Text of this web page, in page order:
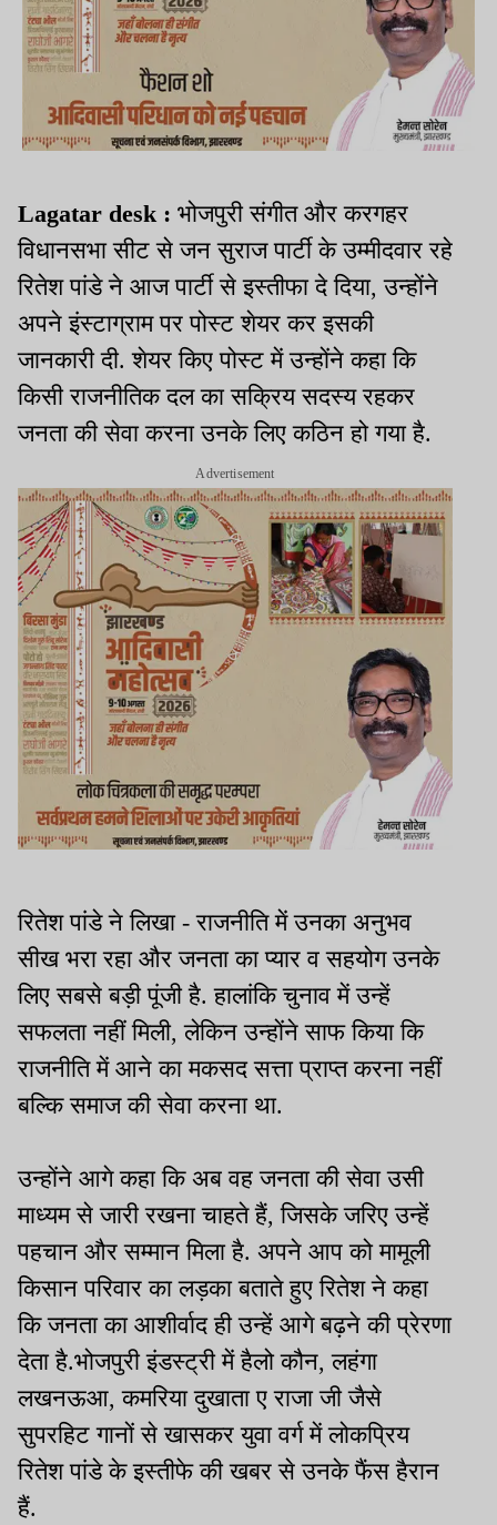
Lagatar desk : भोजपुरी संगीत और करगहर
विधानसभा सीट से जन सुराज पार्टी के उम्मीदवार रहे
रितेश पांडे ने आज पार्टी से इस्तीफा दे दिया, उन्होंने
अपने इंस्टाग्राम पर पोस्ट शेयर कर इसकी
जानकारी दी. शेयर किए पोस्ट में उन्होंने कहा कि
किसी राजनीतिक दल का सक्रिय सदस्य रहकर
जनता की सेवा करना उनके लिए कठिन हो गया है.
Advertisement
रितेश पांडे ने लिखा - राजनीति में उनका अनुभव
सीख भरा रहा और जनता का प्यार व सहयोग उनके
लिए सबसे बड़ी पूंजी है. हालांकि चुनाव में उन्हें
सफलता नहीं मिली, लेकिन उन्होंने साफ किया कि
राजनीति में आने का मकसद सत्ता प्राप्त करना नहीं
बल्कि समाज की सेवा करना था.
उन्होंने आगे कहा कि अब वह जनता की सेवा उसी
माध्यम से जारी रखना चाहते हैं, जिसके जरिए उन्हें
पहचान और सम्मान मिला है. अपने आप को मामूली
किसान परिवार का लड़का बताते हुए रितेश ने कहा
कि जनता का आशीर्वाद ही उन्हें आगे बढ़ने की प्रेरणा
देता है.भोजपुरी इंडस्ट्री में हैलो कौन, लहंगा
लखनऊआ, कमरिया दुखाता ए राजा जी जैसे
सुपरहिट गानों से खासकर युवा वर्ग में लोकप्रिय
रितेश पांडे के इस्तीफे की खबर से उनके फैंस हैरान
हैं.